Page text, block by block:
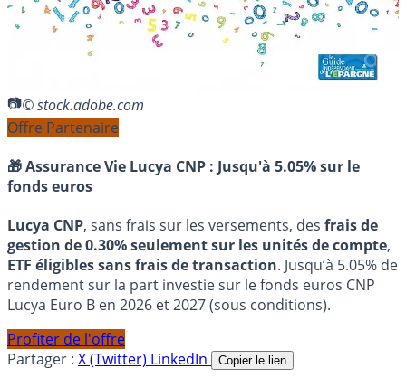
© stock.adobe.com
Offre Partenaire
🎁 Assurance Vie Lucya CNP : Jusqu'à 5.05% sur le
fonds euros
Lucya CNP, sans frais sur les versements, des frais de
gestion de 0.30% seulement sur les unités de compte,
ETF éligibles sans frais de transaction. Jusqu’à 5.05% de
rendement sur la part investie sur le fonds euros CNP
Lucya Euro B en 2026 et 2027 (sous conditions).
Profiter de l'offre
Partager : X (Twitter) LinkedIn Copier le lien